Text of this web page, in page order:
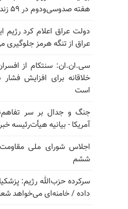
هفته صدوسی‌و‌دوم در ۵۹ زندان کشور
دولت عراق اعلام کرد رژیم
عراق از تنگه هرمز جلوگیری
سی.ان.ان: سنتکام از
خلاقانه برای افزایش فشار
است
جنگ و جدال بر سر
آمریکا - بیانیه هیأت‌رئیسه
اجلاس شورای ملی
ششم
داده / خامنه‌ای می‌خواهد